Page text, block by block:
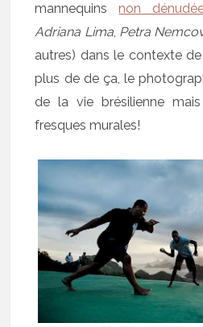
mannequins non
Adriana Lima, Petra
autres) dans le contexte
plus de de ça, le
de la vie brésilienne
fresques murales!